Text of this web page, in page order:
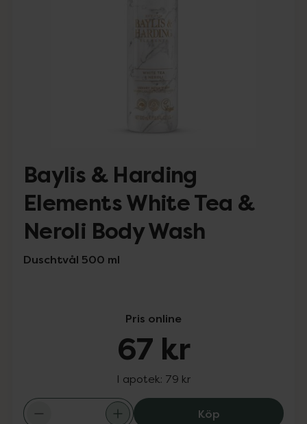
Baylis & Harding
Elements White Tea &
Neroli Body Wash
Duschtvål 500 ml
Pris online
67 kr
I apotek: 79 kr
KöpBaylis &